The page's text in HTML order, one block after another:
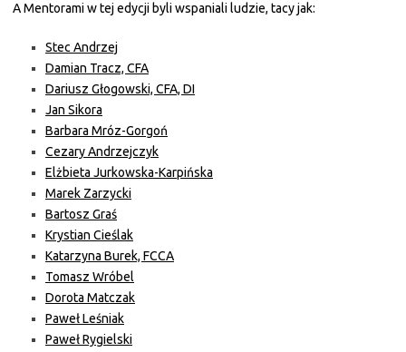
A Mentorami w tej edycji byli wspaniali ludzie, tacy jak:
Stec Andrzej
Damian Tracz, CFA
Dariusz Głogowski, CFA, DI
Jan Sikora
Barbara Mróz-Gorgoń
Cezary Andrzejczyk
Elżbieta Jurkowska-Karpińska
Marek Zarzycki
Bartosz Graś
Krystian Cieślak
Katarzyna Burek, FCCA
Tomasz Wróbel
Dorota Matczak
Paweł Leśniak
Paweł Rygielski